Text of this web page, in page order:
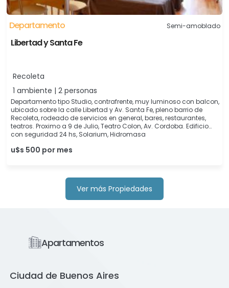
Departamento Semi-amoblado
Libertad y Santa Fe
Recoleta
1 ambiente | 2 personas
Departamento tipo Studio, contrafrente, muy luminoso con balcon,
ubicado sobre la calle Libertad y Av. Santa Fe, pleno barrio de
Recoleta, rodeado de servicios en general, bares, restaurantes,
teatros. Proximo a 9 de Julio, Teatro Colon, Av. Cordoba. Edificio
con seguridad 24 hs, Solarium, Hidromasa
u$s 500 por mes
Ver más Propiedades
Apartamentos
Ciudad de Buenos Aires